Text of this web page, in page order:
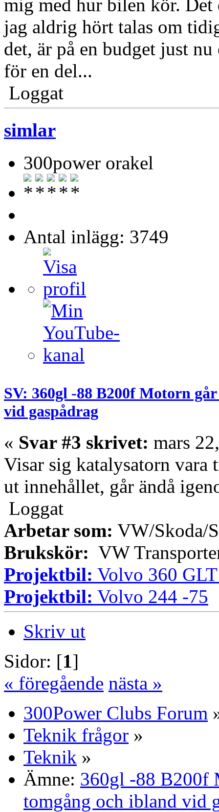
mig med hur bilen kör. Det
jag aldrig hört talas om
det, är på en budget just
för en del...
Loggat
simlar
300power orakel
Antal inlägg: 3749
SV: 360gl -88 B200f Motorn
vid gaspådrag
« Svar #3 skrivet: mars
Visar sig katalysatorn vara
ut innehållet, går ändå
Loggat
Arbetar som: VW/Skoda/
Brukskör: VW
Projektbil: Volvo 360
Projektbil: Volvo 244 -75
Skriv ut
Sidor: [1]
« föregående nästa »
300Power Clubs Forum
Teknik frågor »
Teknik »
Ämne: 360gl -88 B200f
tomgång och ibland vid